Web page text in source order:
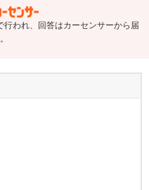
われ、回答はカーセンサーから届